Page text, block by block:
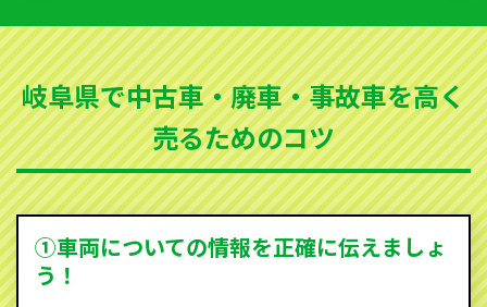
など動かない車、水害車、不動車、乗らなくなってし
まった車、車検が切れて動かすことができない車でも
買取可能です。
ソコカラは世界１１０か国に独自の販売ネットワーク
を持ち、国内に自社物流網、自社ヤードをもっている
ため、中間マージンがかかりません。だから高価買取
を実現し、お客様に利益を還元することができるので
す。
岐阜県で中古車・廃車・事故車を高く
売るためのコツ
①車両についての情報を正確に伝えましょ
う！